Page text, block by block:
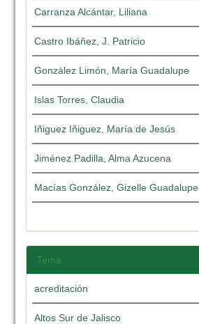
Carranza Alcántar, Liliana
Castro Ibáñez, J. Patricio
González Limón, María Guadalupe
Islas Torres, Claudia
Iñiguez Iñiguez, María de Jesús
Jiménez Padilla, Alma Azucena
Macías González, Gizelle Guadalupe
Tema
acreditación
Altos Sur de Jalisco